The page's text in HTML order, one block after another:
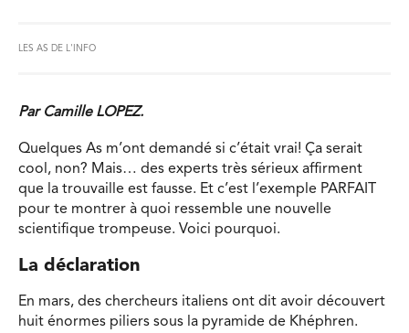
LES AS DE L'INFO
Par Camille LOPEZ.
Quelques As m’ont demandé si c’était vrai! Ça serait
cool, non? Mais… des experts très sérieux affirment
que la trouvaille est fausse. Et c’est l’exemple PARFAIT
pour te montrer à quoi ressemble une nouvelle
scientifique trompeuse. Voici pourquoi.
La déclaration
En mars, des chercheurs italiens ont dit avoir découvert
huit énormes piliers sous la pyramide de Khéphren.